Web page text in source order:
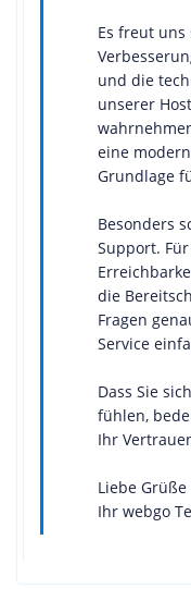
Es freut
und die
unserer
eine
Grundlage
Besonders
Support.
die
Fragen
Service
Dass Sie
fühlen,
Ihr
Liebe Grüße
Ihr webgo